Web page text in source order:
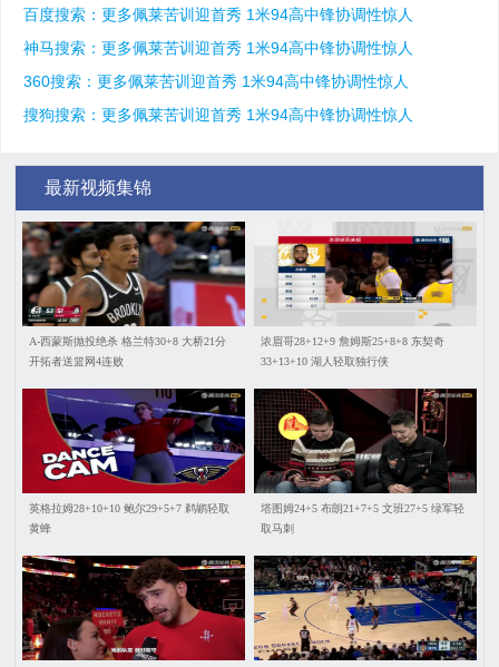
百度搜索：更多佩莱苦训迎首秀 1米94高中锋协调性惊人
神马搜索：更多佩莱苦训迎首秀 1米94高中锋协调性惊人
360搜索：更多佩莱苦训迎首秀 1米94高中锋协调性惊人
搜狗搜索：更多佩莱苦训迎首秀 1米94高中锋协调性惊人
最新视频集锦
A-西蒙斯抛投绝杀 格兰特30+8 大桥21分
开拓者送篮网4连败
浓眉哥28+12+9 詹姆斯25+8+8 东契奇
33+13+10 湖人轻取独行侠
英格拉姆28+10+10 鲍尔29+5+7 鹈鹕轻取
黄蜂
塔图姆24+5 布朗21+7+5 文班27+5 绿军轻
取马刺